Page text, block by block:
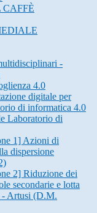
-
4.0
digitale per
di informatica 4.0
Laboratorio di
1] Azioni di
dispersione
2] Riduzione dei
secondarie e lotta
- Artusi (D.M.